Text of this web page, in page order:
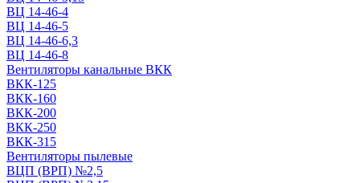
ВЦ 14-46-4
ВЦ 14-46-5
ВЦ 14-46-6,3
ВЦ 14-46-8
Вентиляторы канальные ВКК
ВКК-125
ВКК-160
ВКК-200
ВКК-250
ВКК-315
Вентиляторы пылевые
ВЦП (ВРП) №2,5